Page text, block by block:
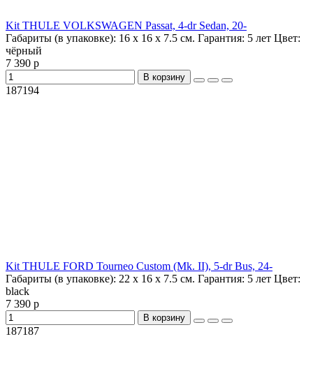
Kit THULE VOLKSWAGEN Passat, 4-dr Sedan, 20-
Габариты (в упаковке): 16 х 16 х 7.5 см. Гарантия: 5 лет Цвет:
чёрный
7 390 р
В корзину
187194
Kit THULE FORD Tourneo Custom (Mk. II), 5-dr Bus, 24-
Габариты (в упаковке): 22 х 16 х 7.5 см. Гарантия: 5 лет Цвет:
black
7 390 р
В корзину
187187